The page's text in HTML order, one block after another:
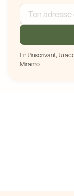
En t'inscrivant, tu
Miramo.